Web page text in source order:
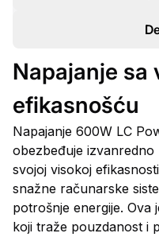
Napajanje sa
efikasnošću
Napajanje 600W LC
obezbeđuje
svojoj visokoj
snažne računarske
potrošnje energije. Ova
koji traže pouzdanost i